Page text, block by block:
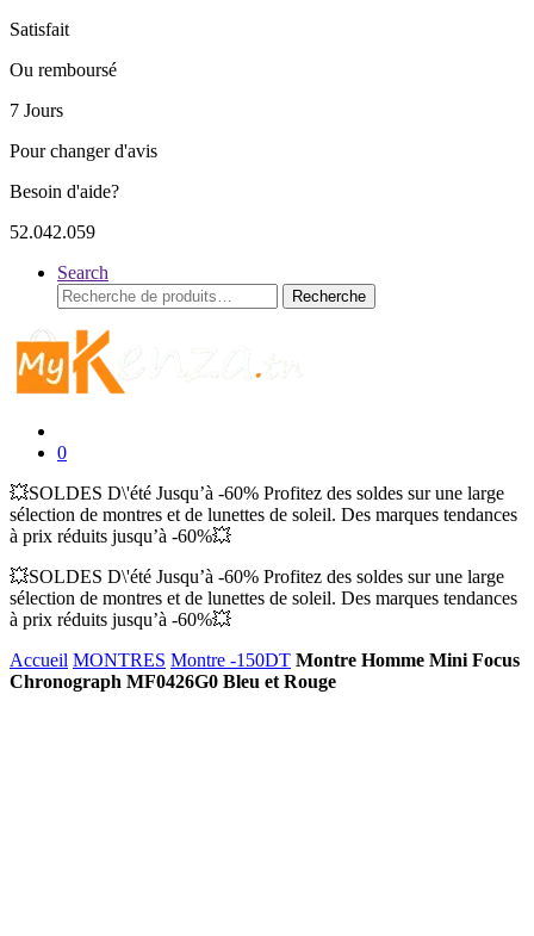
Satisfait
Ou remboursé
7 Jours
Pour changer d'avis
Besoin d'aide?
52.042.059
Search
Recherche
pour :
Recherche
0
💥SOLDES D\'été Jusqu’à -60% Profitez des soldes sur une large
sélection de montres et de lunettes de soleil. Des marques tendances
à prix réduits jusqu’à -60%💥
💥SOLDES D\'été Jusqu’à -60% Profitez des soldes sur une large
sélection de montres et de lunettes de soleil. Des marques tendances
à prix réduits jusqu’à -60%💥
Accueil MONTRES Montre -150DT Montre Homme Mini Focus
Chronograph MF0426G0 Bleu et Rouge